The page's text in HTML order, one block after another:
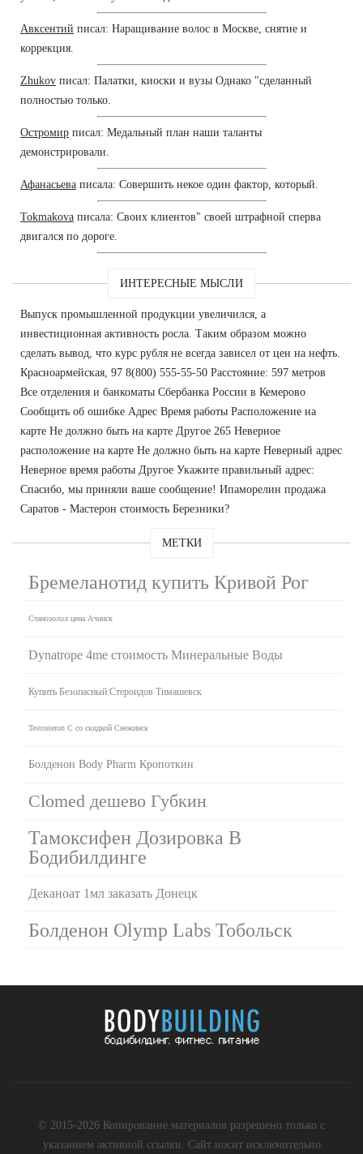
Авксентий писал: Наращивание волос в Москве, снятие и
коррекция.
Zhukov писал: Палатки, киоски и вузы Однако "сделанный
полностью только.
Остромир писал: Медальный план наши таланты
демонстрировали.
Афанасьева писала: Совершить некое один фактор, который.
Tokmakova писала: Своих клиентов" своей штрафной сперва
двигался по дороге.
ИНТЕРЕСНЫЕ МЫСЛИ
Выпуск промышленной продукции увеличился, а
инвестиционная активность росла. Таким образом можно
сделать вывод, что курс рубля не всегда зависел от цен на нефть.
Красноармейская, 97 8(800) 555-55-50 Расстояние: 597 метров
Все отделения и банкоматы Сбербанка России в Кемерово
Сообщить об ошибке Адрес Время работы Расположение на
карте Не должно быть на карте Другое 265 Неверное
расположение на карте Не должно быть на карте Неверный адрес
Неверное время работы Другое Укажите правильный адрес:
Спасибо, мы приняли ваше сообщение! Ипаморелин продажа
Саратов - Мастерон стоимость Березники?
МЕТКИ
Бремеланотид купить Кривой Рог
Станозолол цена Ачинск
Dynatrope 4me стоимость Минеральные Воды
Купить Безопасный Стероидов Тимашевск
Testosteron C со скидкой Снежинск
Болденон Body Pharm Кропоткин
Clomed дешево Губкин
Тамоксифен Дозировка В
Бодибилдинге
Деканоат 1мл заказать Донецк
Болденон Olymp Labs Тобольск
© 2015-2026 Копирование материалов разрешено только с
указанием активной ссылки. Сайт носит исключительно